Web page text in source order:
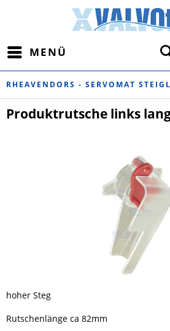
MENÜ
RHEAVENDORS - SERVOMAT
Produktrutsche links
hoher Steg
Rutschenlänge ca 82mm